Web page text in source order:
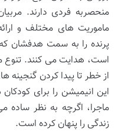
منحصربه فردی دارند.
ماموریت های مختلف و
پرنده را به سمت هدفشان که
است، هدایت می کنند. تنوع
از خطر تا پیدا کردن
این انیمیشن را برای
ماجرا، اگرچه به نظر ساده
زندگی را پنهان کرده است.